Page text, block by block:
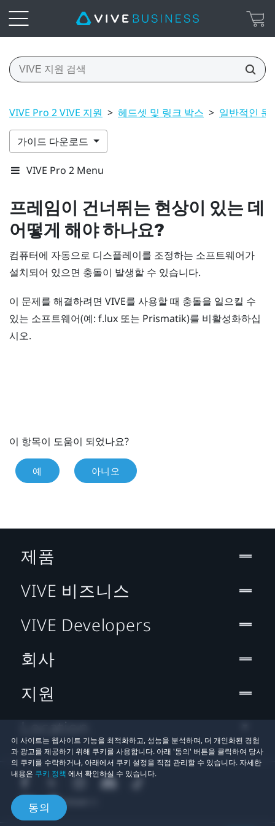
VIVE Pro 2 VIVE 지원 > 헤드셋 및 링크 박스 > 일반적인 문
가이드 다운로드
VIVE Pro 2 Menu
프레임이 건너뛰는 현상이 있는 데
어떻게 해야 하나요?
컴퓨터에 자동으로 디스플레이를 조정하는 소프트웨어가
설치되어 있으면 충돌이 발생할 수 있습니다.
이 문제를 해결하려면 VIVE를 사용할 때 충돌을 일으킬 수
있는 소프트웨어(예: f.lux 또는 Prismatik)를 비활성화하십
시오.
이 항목이 도움이 되었나요?
예 아니오
이 사이트는 웹사이트 기능을 최적화하고, 성능을 분석하며, 더 개인화된 경험
과 광고를 제공하기 위해 쿠키를 사용합니다. 아래 '동의' 버튼을 클릭하여 당사
의 쿠키를 수락하거나, 아래에서 쿠키 설정을 직접 관리할 수 있습니다. 자세한
내용은 쿠키 정책 에서 확인하실 수 있습니다.
동의
제품
VIVE 비즈니스
VIVE Developers
회사
지원
Location